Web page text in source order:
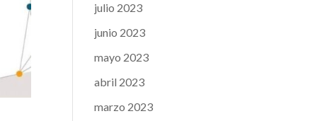
julio 2023
junio 2023
mayo 2023
abril 2023
marzo 2023